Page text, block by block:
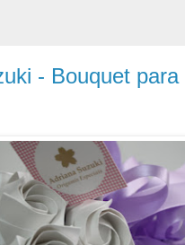
- Bouquet para